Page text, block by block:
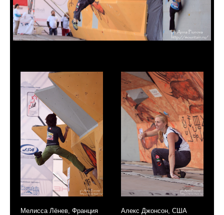
Мелисса Лёнев, Франция Алекс Джонсон, США